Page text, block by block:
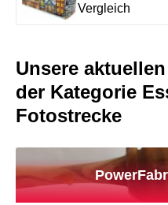
Vergleich
Unsere
der Kategorie
Fotostrecke